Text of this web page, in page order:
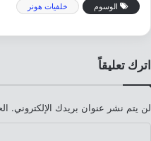
الوسوم خلفيات هونر
اترك تعليقاً
لن يتم نشر عنوان بريدك الإلكتروني.